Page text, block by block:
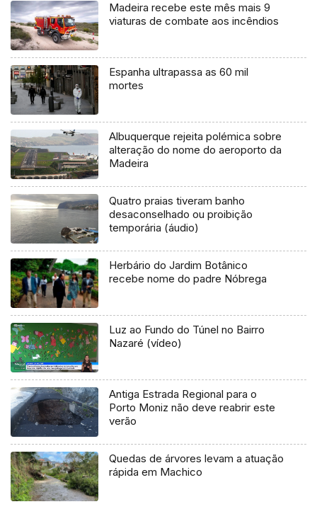
Madeira recebe este mês mais 9
viaturas de combate aos incêndios
Espanha ultrapassa as 60 mil
mortes
Albuquerque rejeita polémica sobre
alteração do nome do aeroporto da
Madeira
Quatro praias tiveram banho
desaconselhado ou proibição
temporária (áudio)
Herbário do Jardim Botânico
recebe nome do padre Nóbrega
Luz ao Fundo do Túnel no Bairro
Nazaré (vídeo)
Antiga Estrada Regional para o
Porto Moniz não deve reabrir este
verão
Quedas de árvores levam a atuação
rápida em Machico